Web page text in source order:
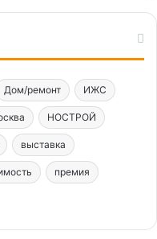
Дом/ремонт ИЖС
НОСТРОЙ
выставка
премия